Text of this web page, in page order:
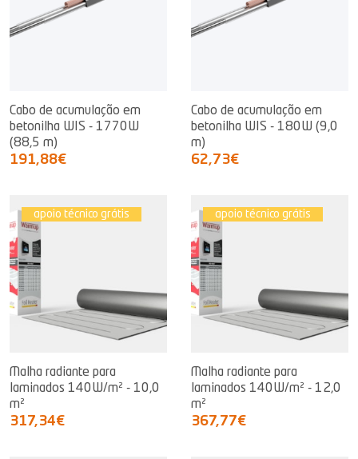
Cabo de acumulação em
betonilha WIS - 1770W
(88,5 m)
191,88€
Cabo de acumulação em
betonilha WIS - 180W (9,0
m)
62,73€
apoio técnico grátis
Malha radiante para
laminados 140W/m² - 10,0
m²
317,34€
apoio técnico grátis
Malha radiante para
laminados 140W/m² - 12,0
m²
367,77€